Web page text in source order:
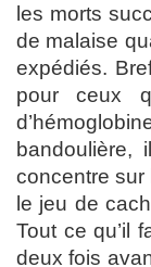
les morts
de malaise
expédiés.
pour ceux
bandoulière,
concentre sur
le jeu de
Tout ce qu’il
deux fois